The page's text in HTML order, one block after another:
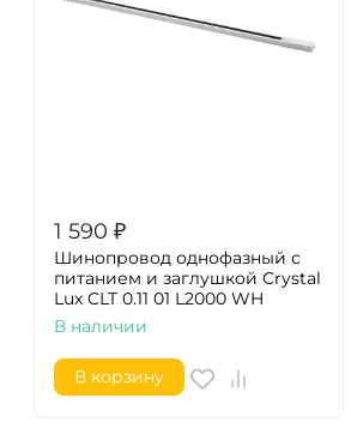
1 590 ₽
Шинопровод однофазный с
питанием и заглушкой Crystal
Lux CLT 0.11 01 L2000 WH
В наличии
В корзину